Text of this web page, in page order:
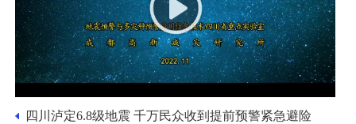
四川泸定6.8级地震 千万民众收到提前预警紧急避险